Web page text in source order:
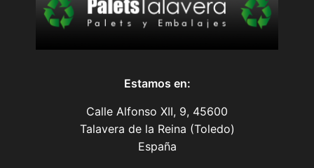
+34 618 25 62 61
Información:
Palets Talavera SL: Empresa de fabricación y
distribución de palets nuevos y usados.
https://www.paletstalavera.com